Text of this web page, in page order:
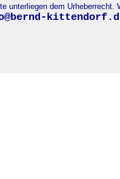
unterliegen dem Urheberrecht.